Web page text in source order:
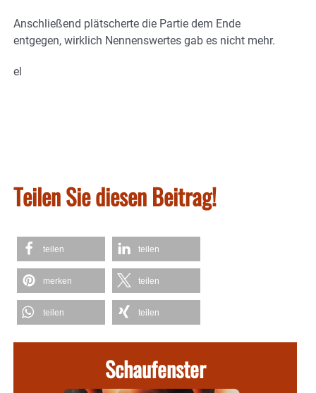
Anschließend plätscherte die Partie dem Ende
entgegen, wirklich Nennenswertes gab es nicht mehr.
el
Teilen Sie diesen Beitrag!
teilen teilen
merken teilen
teilen teilen
Schaufenster